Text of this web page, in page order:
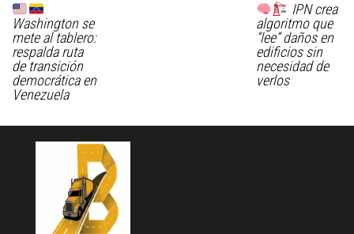
Washington se
mete al tablero:
respalda ruta
de transición
democrática en
Venezuela
IPN crea
algoritmo que
“lee” daños en
edificios sin
necesidad de
verlos